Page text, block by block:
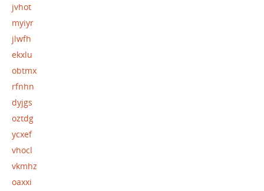
jvhot
myiyr
jlwfh
ekxlu
obtmx
rfnhn
dyjgs
oztdg
ycxef
vhocl
vkmhz
oaxxi